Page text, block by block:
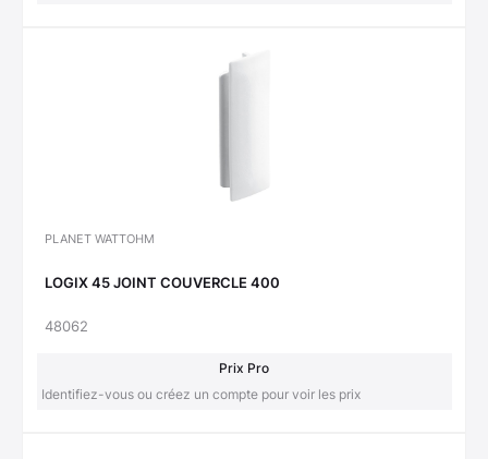
PLANET WATTOHM
LOGIX 45 JOINT COUVERCLE 400
48062
Prix Pro
Identifiez-vous ou créez un compte pour voir les prix